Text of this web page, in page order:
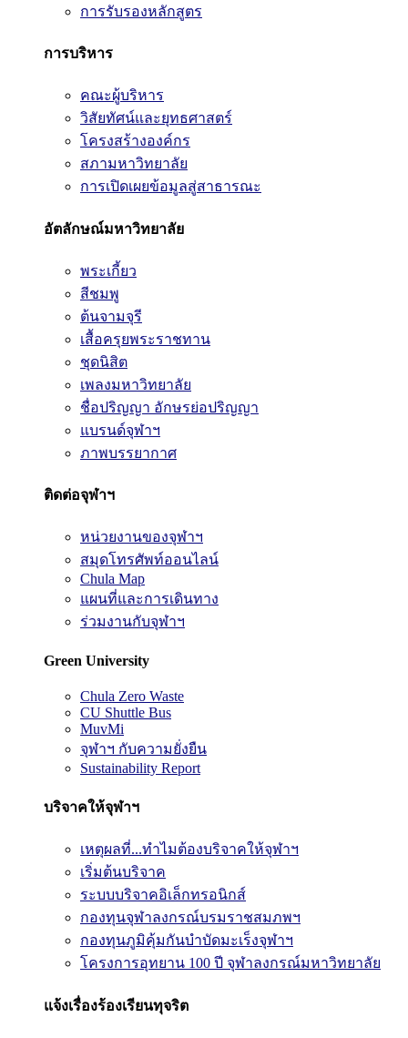
การรับรองหลักสูตร
การบริหาร
คณะผู้บริหาร
วิสัยทัศน์และยุทธศาสตร์
โครงสร้างองค์กร
สภามหาวิทยาลัย
การเปิดเผยข้อมูลสู่สาธารณะ
อัตลักษณ์มหาวิทยาลัย
พระเกี้ยว
สีชมพู
ต้นจามจุรี
เสื้อครุยพระราชทาน
ชุดนิสิต
เพลงมหาวิทยาลัย
ชื่อปริญญา อักษรย่อปริญญา
แบรนด์จุฬาฯ
ภาพบรรยากาศ
ติดต่อจุฬาฯ
หน่วยงานของจุฬาฯ
สมุดโทรศัพท์ออนไลน์
Chula Map
แผนที่และการเดินทาง
ร่วมงานกับจุฬาฯ
Green University
Chula Zero Waste
CU Shuttle Bus
MuvMi
จุฬาฯ กับความยั่งยืน
Sustainability Report
บริจาคให้จุฬาฯ
เหตุผลที่...ทำไมต้องบริจาคให้จุฬาฯ
เริ่มต้นบริจาค
ระบบบริจาคอิเล็กทรอนิกส์
กองทุนจุฬาลงกรณ์บรมราชสมภพฯ
กองทุนภูมิคุ้มกันบำบัดมะเร็งจุฬาฯ
โครงการอุทยาน 100 ปี จุฬาลงกรณ์มหาวิทยาลัย
แจ้งเรื่องร้องเรียนทุจริต